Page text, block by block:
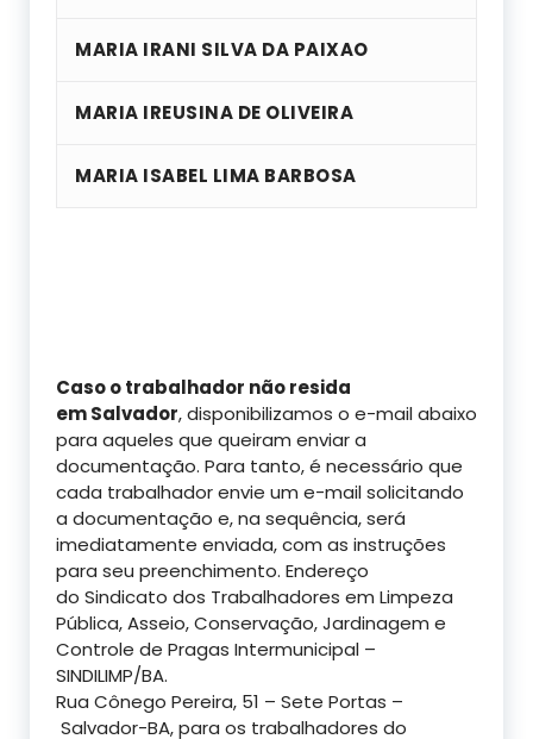
MARIA IRANI SILVA DA PAIXAO
MARIA IREUSINA DE OLIVEIRA
MARIA ISABEL LIMA BARBOSA
Caso o trabalhador não resida
em Salvador, disponibilizamos o e-mail abaixo
para aqueles que queiram enviar a
documentação. Para tanto, é necessário que
cada trabalhador envie um e-mail solicitando
a documentação e, na sequência, será
imediatamente enviada, com as instruções
para seu preenchimento. Endereço
do Sindicato dos Trabalhadores em Limpeza
Pública, Asseio, Conservação, Jardinagem e
Controle de Pragas Intermunicipal –
SINDILIMP/BA.
Rua Cônego Pereira, 51 – Sete Portas –
Salvador-BA, para os trabalhadores do